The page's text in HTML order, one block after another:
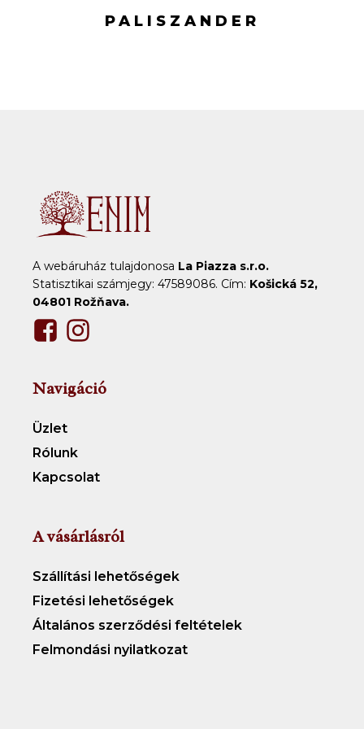
PALISZANDER
A webáruház tulajdonosa La Piazza s.r.o.
Statisztikai számjegy: 47589086. Cím: Košická 52,
04801 Rožňava.
Navigáció
Üzlet
Rólunk
Kapcsolat
A vásárlásról
Szállítási lehetőségek
Fizetési lehetőségek
Általános szerződési feltételek
Felmondási nyilatkozat